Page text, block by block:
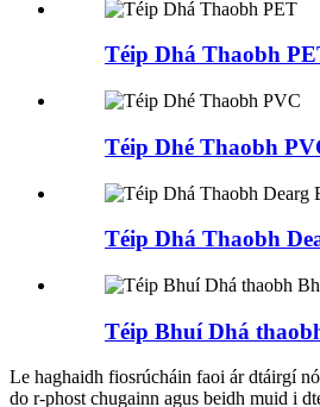
Téip Dhá Thaobh
Téip Dhé Thaobh
Téip Dhá Thaobh
Téip Bhuí Dhá
Le haghaidh fiosrúcháin faoi ár dtáirgí
do r-phost chugainn agus beidh muid i